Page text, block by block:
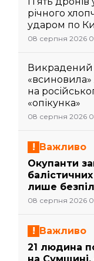
річного
ударом по
08 серпня 2026
Викрадений
на
«опікунка»
08 серпня 2026
Важливо
Окупанти
лише
08 серпня 2026
Важливо
21 людина